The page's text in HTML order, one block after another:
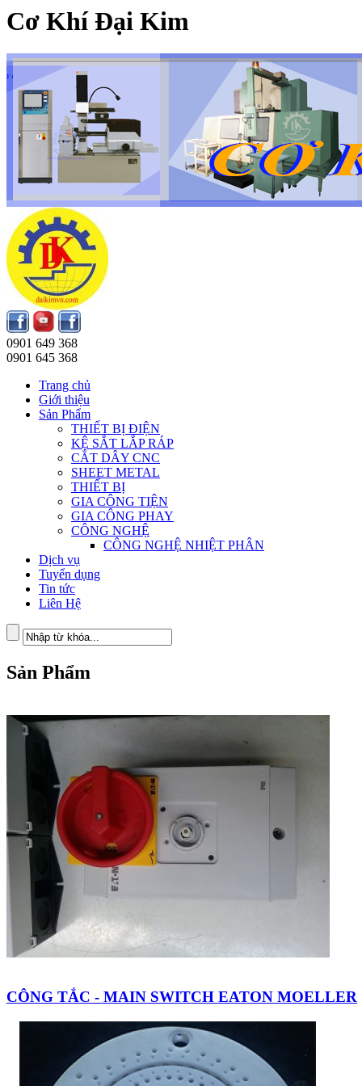
Cơ Khí Đại Kim
0901 649 368
0901 645 368
Trang chủ
Giới thiệu
Sản Phẩm
THIẾT BỊ ĐIỆN
KỆ SẮT LẮP RÁP
CẮT DÂY CNC
SHEET METAL
THIẾT BỊ
GIA CÔNG TIỆN
GIA CÔNG PHAY
CÔNG NGHỆ
CÔNG NGHỆ NHIỆT PHÂN
Dịch vụ
Tuyển dụng
Tin tức
Liên Hệ
Sản Phẩm
CÔNG TẮC - MAIN SWITCH EATON MOELLER